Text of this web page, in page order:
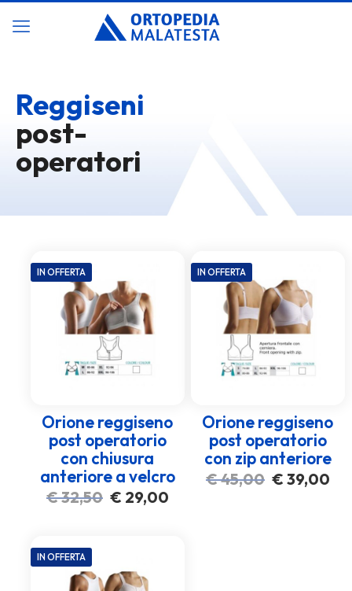
Reggiseni
post-
operatori
IN OFFERTA
Orione reggiseno
post operatorio
con chiusura
anteriore a velcro
€32,50 Il
€ 29,00Il
IN OFFERTA
Orione reggiseno
post operatorio
con zip anteriore
€45,00 Il
€ 39,00Il
IN OFFERTA